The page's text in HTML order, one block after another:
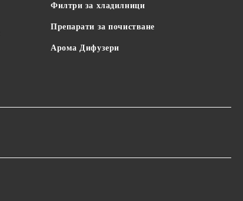
Филтри за хладилници
Препарати за почистване
Арома Дифузери